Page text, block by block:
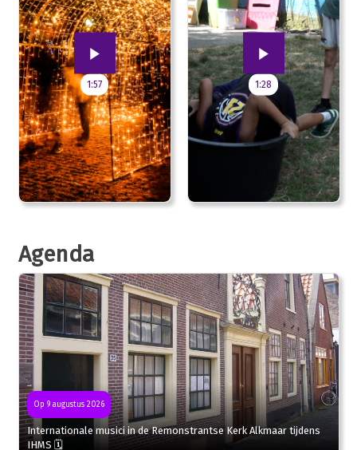
1:57 1:28
Agenda
Op 9 augustus 2026
Internationale musici in de Remonstrantse Kerk Alkmaar tijdens
IHMS 🗓